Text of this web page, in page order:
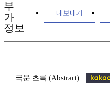
내보내기
부
가
정보
국문 초록 (Abstract)